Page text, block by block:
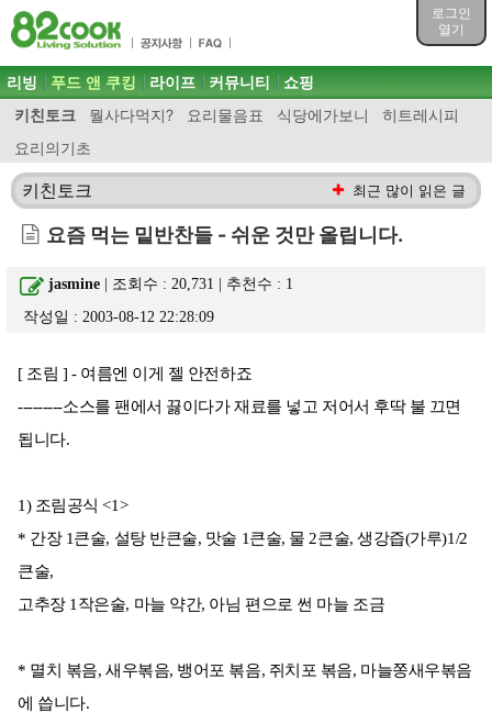
로그인
열기
목차
주메뉴 바로가기
컨텐츠 바로가기
검색 바로가기
로그인 바로가기
주메뉴
리빙 푸드 앤 쿠킹
키친토크 뭘사다먹지? 요리물음표 식당에가보니
히트레시피
요리의기초
라이프 커뮤니티 쇼핑
키친토크 최근 많이 읽은 글
요즘 먹는 밑반찬들 - 쉬운 것만 올립니다.
jasmine | 조회수 : 20,731 | 추천수 : 1
작성일 : 2003-08-12 22:28:09
[ 조림 ] - 여름엔 이게 젤 안전하죠
---------소스를 팬에서 끓이다가 재료를 넣고 저어서 후딱 불 끄면
됩니다.
1) 조림공식 <1>
* 간장 1큰술, 설탕 반큰술, 맛술 1큰술, 물 2큰술, 생강즙(가루)1/2
큰술,
고추장 1작은술, 마늘 약간, 아님 편으로 썬 마늘 조금
* 멸치 볶음, 새우볶음, 뱅어포 볶음, 쥐치포 볶음, 마늘쫑새우볶음
에 씁니다.